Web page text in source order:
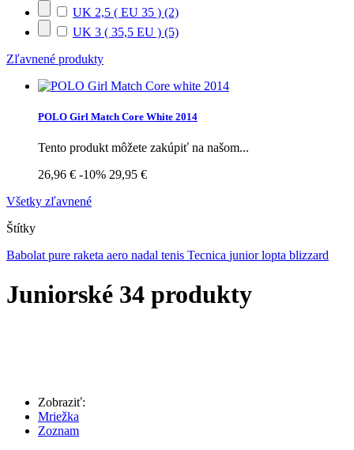
UK 2,5 ( EU 35 ) (2)
UK 3 ( 35,5 EU ) (5)
Zľavnené produkty
POLO Girl Match Core White 2014
Tento produkt môžete zakúpiť na našom...
26,96 € -10% 29,95 €
Všetky zľavnené
Štítky
Babolat pure raketa aero nadal tenis Tecnica juniorlopta blizzard
Juniorské 34 produkty
Zobraziť:
Mriežka
Zoznam